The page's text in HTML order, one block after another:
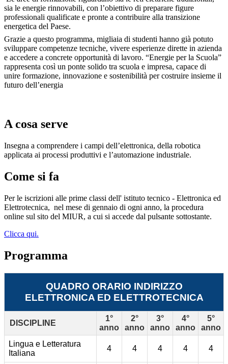
sia le energie rinnovabili, con l’obiettivo di preparare figure
professionali qualificate e pronte a contribuire alla transizione
energetica del Paese.
Grazie a questo programma, migliaia di studenti hanno già potuto
sviluppare competenze tecniche, vivere esperienze dirette in azienda
e accedere a concrete opportunità di lavoro. “Energie per la Scuola”
rappresenta così un ponte solido tra scuola e impresa, capace di
unire formazione, innovazione e sostenibilità per costruire insieme il
futuro dell’energia
A cosa serve
Insegna a comprendere i campi dell’elettronica, della robotica
applicata ai processi produttivi e l’automazione industriale.
Come si fa
Per le iscrizioni alle prime classi dell' istituto tecnico - Elettronica ed
Elettrotecnica, nel mese di gennaio di ogni anno, la procedura
online sul sito del MIUR, a cui si accede dal pulsante sottostante.
Clicca qui.
Programma
QUADRO ORARIO INDIRIZZO
ELETTRONICA ED ELETTROTECNICA
DISCIPLINE
1°
anno
2°
anno
3°
anno
4°
anno
5°
anno
Lingua e Letteratura
Italiana
4 4 4 4 4